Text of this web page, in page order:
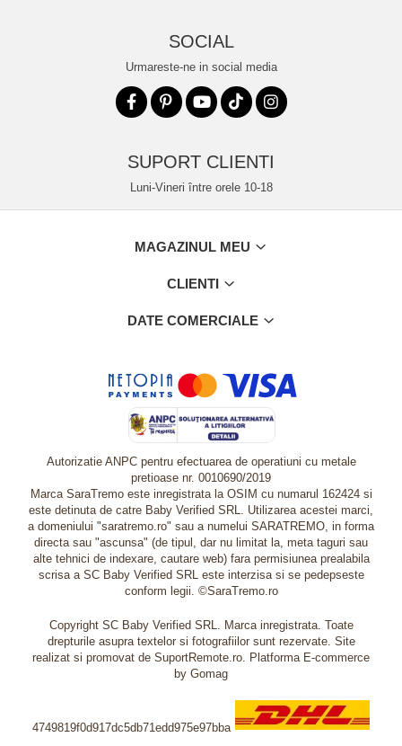
SOCIAL
Urmareste-ne in social media
SUPORT CLIENTI
Luni-Vineri între orele 10-18
MAGAZINUL MEU
CLIENTI
DATE COMERCIALE
Autorizatie ANPC pentru efectuarea de operatiuni cu metale
pretioase nr. 0010690/2019
Marca SaraTremo este inregistrata la OSIM cu numarul 162424 si
este detinuta de catre Baby Verified SRL. Utilizarea acestei marci,
a domeniului "saratremo.ro" sau a numelui SARATREMO, in forma
directa sau "ascunsa" (de tipul, dar nu limitat la, meta taguri sau
alte tehnici de indexare, cautare web) fara permisiunea prealabila
scrisa a SC Baby Verified SRL este interzisa si se pedepseste
conform legii. ©SaraTremo.ro
Copyright SC Baby Verified SRL. Marca inregistrata. Toate
drepturile asupra textelor si fotografiilor sunt rezervate. Site
realizat si promovat de SuportRemote.ro. Platforma E-commerce
by Gomag
4749819f0d917dc5db71edd975e97bba